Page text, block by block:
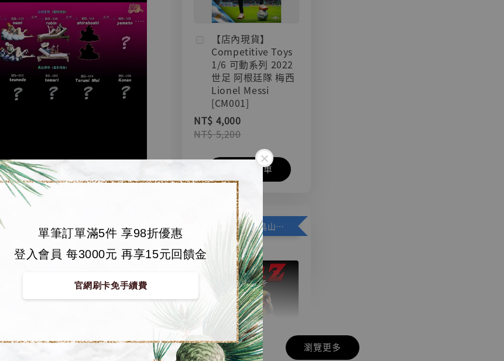
單筆訂單滿5件 享98折優惠
登入會員 每3000元 再享15元回饋金
官網刷卡免手續費
【店內現貨】
Competitive Toys
1/6 可動系列 2022
世足 阿根廷隊 梅西
Lionel Messi
[CM001]
NT$ 4,000
NT$ 5,200
加入購物車
加購優惠【悟空 鳥山明紀念款 [奇蹟工作室]】
瀏覽更多